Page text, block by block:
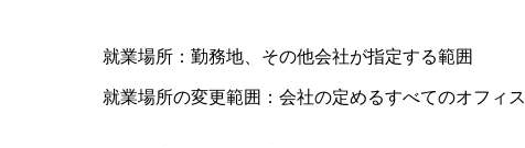
就業場所：勤務地、その他会社が指定する範囲
就業場所の変更範囲：会社の定めるすべてのオフィス